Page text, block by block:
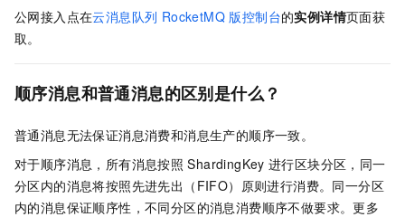
公网接入点在云消息队列 RocketMQ 版控制台的实例详情页面获
取。
顺序消息和普通消息的区别是什么？
普通消息无法保证消息消费和消息生产的顺序一致。
对于顺序消息，所有消息按照 ShardingKey 进行区块分区，同一
分区内的消息将按照先进先出（FIFO）原则进行消费。同一分区
内的消息保证顺序性，不同分区的消息消费顺序不做要求。更多